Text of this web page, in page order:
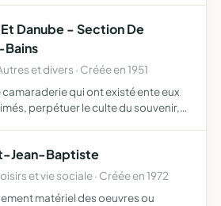
Danube - Section De
et divers · Créée en 1951
camaraderie qui ont existé ente eux
perpétuer le culte du souvenir,
Jean-Baptiste
et vie sociale · Créée en 1972
matériel des oeuvres ou